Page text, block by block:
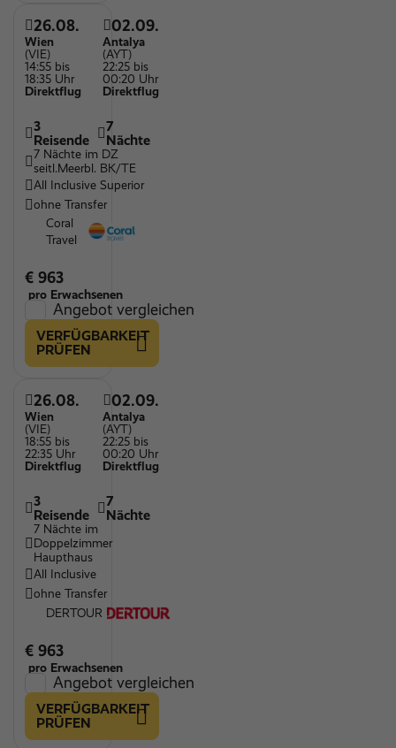
26.08.
Wien
(VIE)
14:55 bis
18:35 Uhr
Direktflug
02.09.
Antalya
(AYT)
22:25 bis
00:20 Uhr
Direktflug
3
Reisende
7
Nächte
7 Nächte im DZ
seitl.Meerbl. BK/TE
All Inclusive Superior
ohne Transfer
Coral
Travel
€ 963
pro Erwachsenen
Angebot vergleichen
VERFÜGBARKEIT
PRÜFEN
26.08.
Wien
(VIE)
18:55 bis
22:35 Uhr
Direktflug
02.09.
Antalya
(AYT)
22:25 bis
00:20 Uhr
Direktflug
3
Reisende
7
Nächte
7 Nächte im
Doppelzimmer
Haupthaus
All Inclusive
ohne Transfer
DERTOUR
€ 963
pro Erwachsenen
Angebot vergleichen
VERFÜGBARKEIT
PRÜFEN